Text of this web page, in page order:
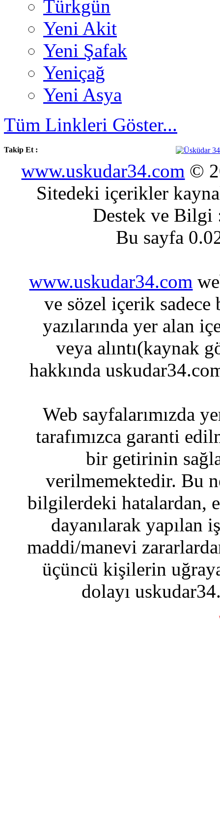
Türkgün
Yeni Akit
Yeni Şafak
Yeniçağ
Yeni Asya
Tüm Linkleri Göster...
Takip Et :
www.uskudar34.com ©
Sitedeki içerikler
Destek ve
Bu sayfa
www.uskudar34.com
ve sözel içerik sadece
yazılarında yer alan
veya alıntı(kaynak
hakkında
Web sayfalarımızda
tarafımızca garanti
bir getirinin
verilmemektedir. Bu
bilgilerdeki hatalardan,
dayanılarak yapılan
maddi/manevi
üçüncü kişilerin
dolayı